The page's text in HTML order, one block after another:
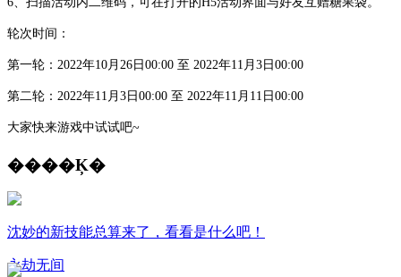
轮次时间：
第一轮： 2022年10月26日00:00 至 2022年11月3日00:00
第二轮： 2022年11月3日00:00 至 2022年11月11日00:00
大家快来游戏中试试吧~
����Ķ�
沈妙的新技能总算来了，看看是什么吧！
永劫无间